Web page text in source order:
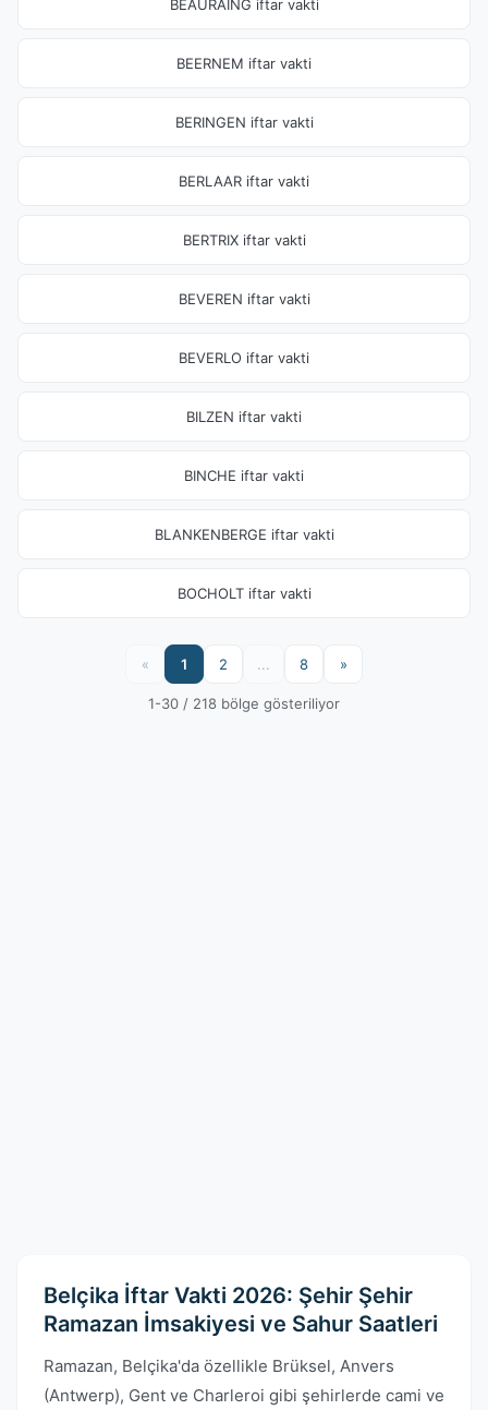
BEAURAING iftar vakti
BEERNEM iftar vakti
BERINGEN iftar vakti
BERLAAR iftar vakti
BERTRIX iftar vakti
BEVEREN iftar vakti
BEVERLO iftar vakti
BILZEN iftar vakti
BINCHE iftar vakti
BLANKENBERGE iftar vakti
BOCHOLT iftar vakti
« 1 2 ... 8 »
1-30 / 218 bölge gösteriliyor
Belçika İftar Vakti 2026: Şehir Şehir
Ramazan İmsakiyesi ve Sahur Saatleri
Ramazan, Belçika'da özellikle Brüksel, Anvers
(Antwerp), Gent ve Charleroi gibi şehirlerde cami ve